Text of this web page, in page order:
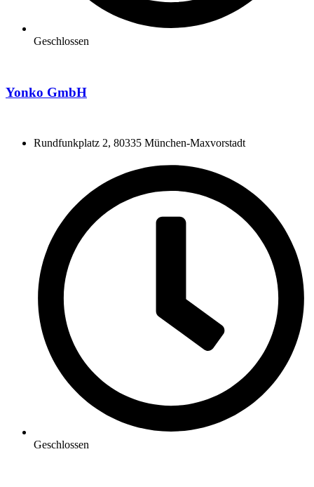
Geschlossen
Yonko GmbH
Rundfunkplatz 2, 80335 München-Maxvorstadt
Geschlossen